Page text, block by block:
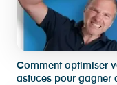
Comment optimiser
astuces pour gagner